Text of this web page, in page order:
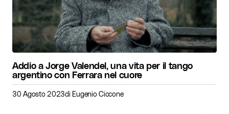
Addio a Jorge Valendel, una vita per il tango
argentino con Ferrara nel cuore
30 Agosto 2023di Eugenio Ciccone